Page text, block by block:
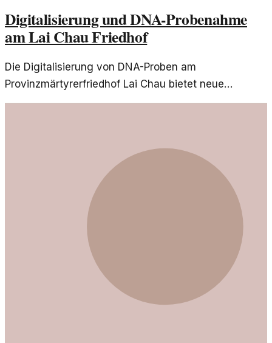
Digitalisierung und DNA-Probenahme
am Lai Chau Friedhof
Die Digitalisierung von DNA-Proben am
Provinzmärtyrerfriedhof Lai Chau bietet neue
Möglichkeiten zur Identifikation gefallener Soldaten.